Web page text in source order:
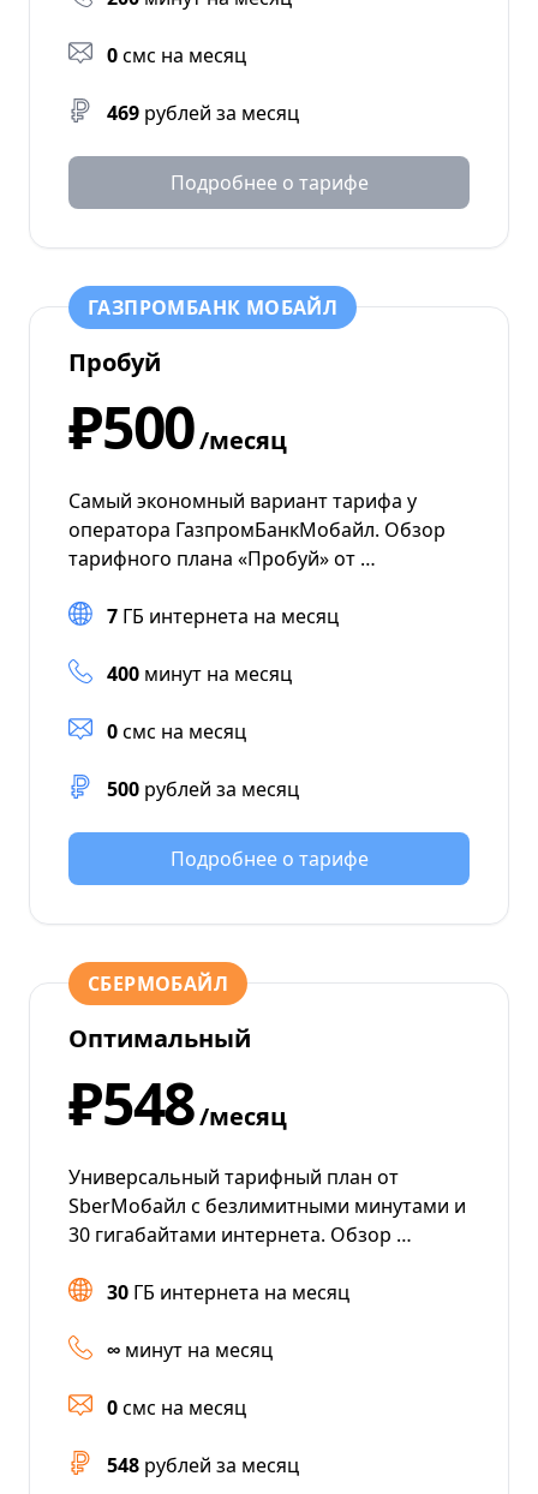
0смс на месяц
469 рублей за месяц
Подробнее о тарифе
ГАЗПРОМБАНК МОБАЙЛ
Пробуй
₽500/месяц
Самый экономный вариант тарифа у
оператора ГазпромБанкМобайл. Обзор
тарифного плана «Пробуй» от …
7 ГБ интернета на месяц
400 минут на месяц
0смс на месяц
500 рублей за месяц
Подробнее о тарифе
СБЕРМОБАЙЛ
Оптимальный
₽548/месяц
Универсальный тарифный план от
SberМобайл с безлимитными минутами и
30 гигабайтами интернета. Обзор …
30 ГБ интернета на месяц
∞ минут на месяц
0смс на месяц
548 рублей за месяц